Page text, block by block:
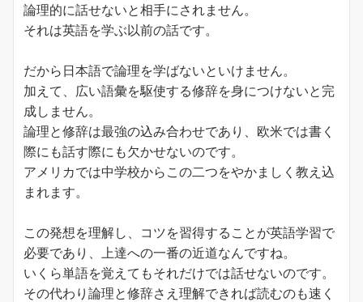
論理的に話せないと相手にされません。
それは英語を学ぶ以前の話です。
だから日本語で論理を学ばないといけません。
加えて、広い語彙を駆使する修辞を身につけないと完
成しません。
論理と修辞は最強の込み合わせであり、欧米では書く
際にも話す際にも欠かせないのです。
アメリカでは中学校からこの二つをやかましく教え込
まれます。
この発想を理解し、コツを習得することが英語学習で
必要であり、上達への一番の近道なんですね。
いくら単語を覚えてもそれだけでは話せないのです。
その代わり論理と修辞さえ理解できれば読むのも速く